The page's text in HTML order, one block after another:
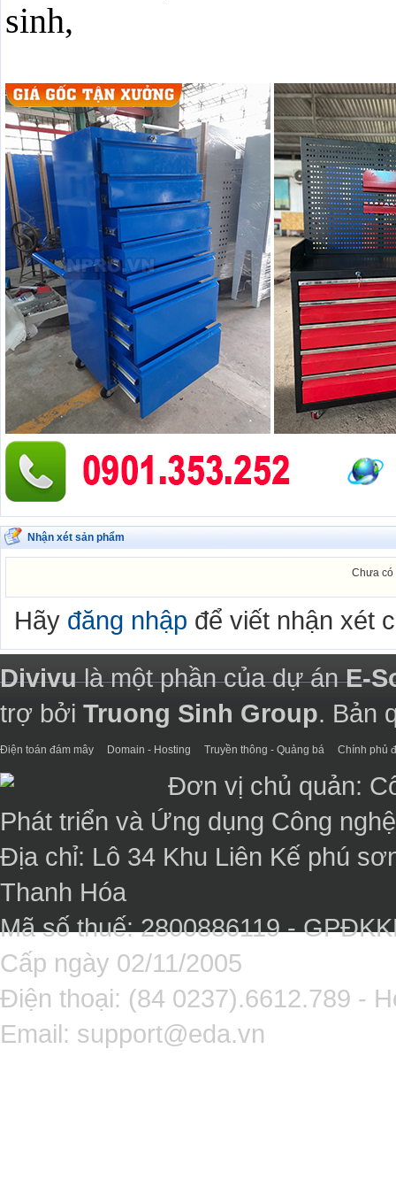
sinh,
Nhận xét sản phẩm
Chưa có
Hãy đăng nhập để viết nhận xét
Divivulà một phần của dự ánE-
trợ bởi Truong Sinh Group. Bản
Điện toán đám mây Domain - Hosting Truyền thông - Quảng bá Chính phủ
Đơn vị chủ quản:
Phát triển và Ứng dụng Công
Địa chỉ: Lô 34 Khu Liên Kế phú
Thanh Hóa
Mã số thuế: 2800886119 -
Cấp ngày 02/11/2005
Điện thoại: (84 0237).6612.789 -
Email: support@eda.vn